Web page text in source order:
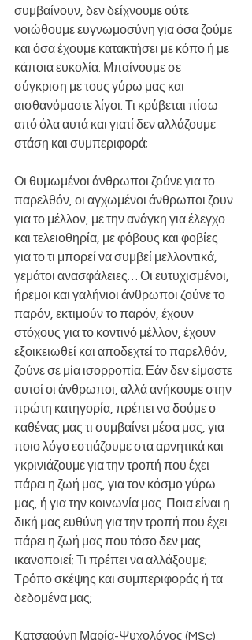
συμβαίνουν, δεν δείχνουμε ούτε
νοιώθουμε ευγνωμοσύνη για όσα ζούμε
και όσα έχουμε κατακτήσει με κόπο ή με
κάποια ευκολία. Μπαίνουμε σε
σύγκριση με τους γύρω μας και
αισθανόμαστε λίγοι. Τι κρύβεται πίσω
από όλα αυτά και γιατί δεν αλλάζουμε
στάση και συμπεριφορά;
Οι θυμωμένοι άνθρωποι ζούνε για το
παρελθόν, οι αγχωμένοι άνθρωποι ζουν
για το μέλλον, με την ανάγκη για έλεγχο
και τελειοθηρία, με φόβους και φοβίες
για το τι μπορεί να συμβεί μελλοντικά,
γεμάτοι ανασφάλειες… Οι ευτυχισμένοι,
ήρεμοι και γαλήνιοι άνθρωποι ζούνε το
παρόν, εκτιμούν το παρόν, έχουν
στόχους για το κοντινό μέλλον, έχουν
εξοικειωθεί και αποδεχτεί το παρελθόν,
ζούνε σε μία ισορροπία. Εάν δεν είμαστε
αυτοί οι άνθρωποι, αλλά ανήκουμε στην
πρώτη κατηγορία, πρέπει να δούμε ο
καθένας μας τι συμβαίνει μέσα μας, για
ποιο λόγο εστιάζουμε στα αρνητικά και
γκρινιάζουμε για την τροπή που έχει
πάρει η ζωή μας, για τον κόσμο γύρω
μας, ή για την κοινωνία μας. Ποια είναι η
δική μας ευθύνη για την τροπή που έχει
πάρει η ζωή μας που τόσο δεν μας
ικανοποιεί; Τι πρέπει να αλλάξουμε;
Τρόπο σκέψης και συμπεριφοράς ή τα
δεδομένα μας;
Κατσαούνη Μαρία-Ψυχολόγος (MSc)